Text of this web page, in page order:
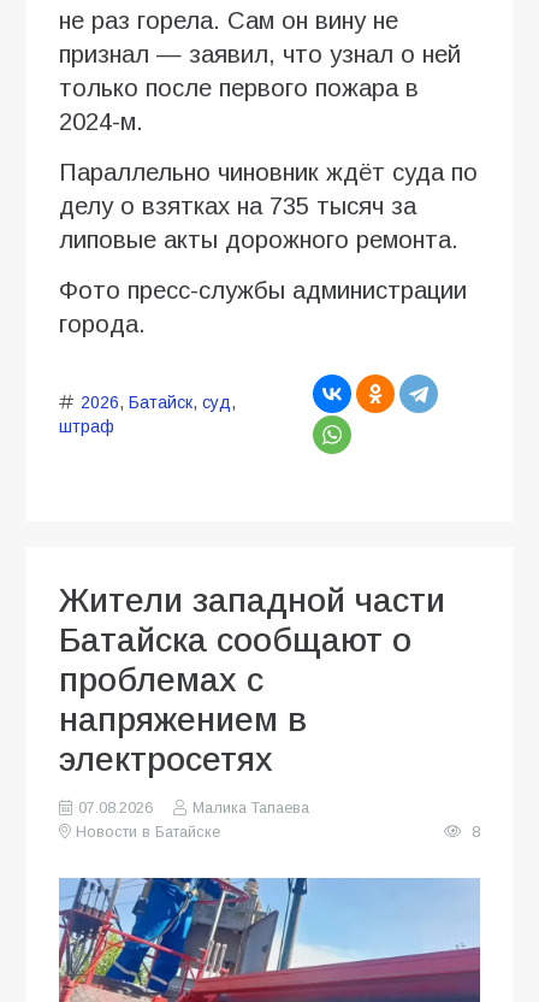
не раз горела. Сам он вину не
признал — заявил, что узнал о ней
только после первого пожара в
2024-м.
Параллельно чиновник ждёт суда по
делу о взятках на 735 тысяч за
липовые акты дорожного ремонта.
Фото пресс-службы администрации
города.
2026, Батайск, суд,
штраф
Жители западной части
Батайска сообщают о
проблемах с
напряжением в
электросетях
07.08.2026
Малика Тапаева
Новости в Батайске
8